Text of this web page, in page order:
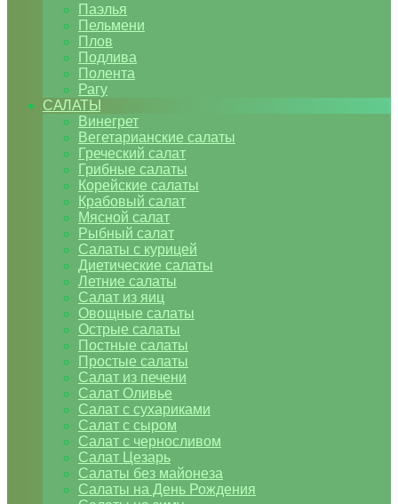
Паэлья
Пельмени
Плов
Подлива
Полента
Рагу
САЛАТЫ
Винегрет
Вегетарианские салаты
Греческий салат
Грибные салаты
Корейские салаты
Крабовый салат
Мясной салат
Рыбный салат
Салаты с курицей
Диетические салаты
Летние салаты
Салат из яиц
Овощные салаты
Острые салаты
Постные салаты
Простые салаты
Салат из печени
Салат Оливье
Салат с сухариками
Салат с сыром
Салат с черносливом
Салат Цезарь
Салаты без майонеза
Салаты на День Рождения